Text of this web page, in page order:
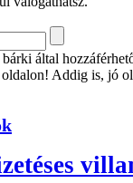
által
Addig is, jó